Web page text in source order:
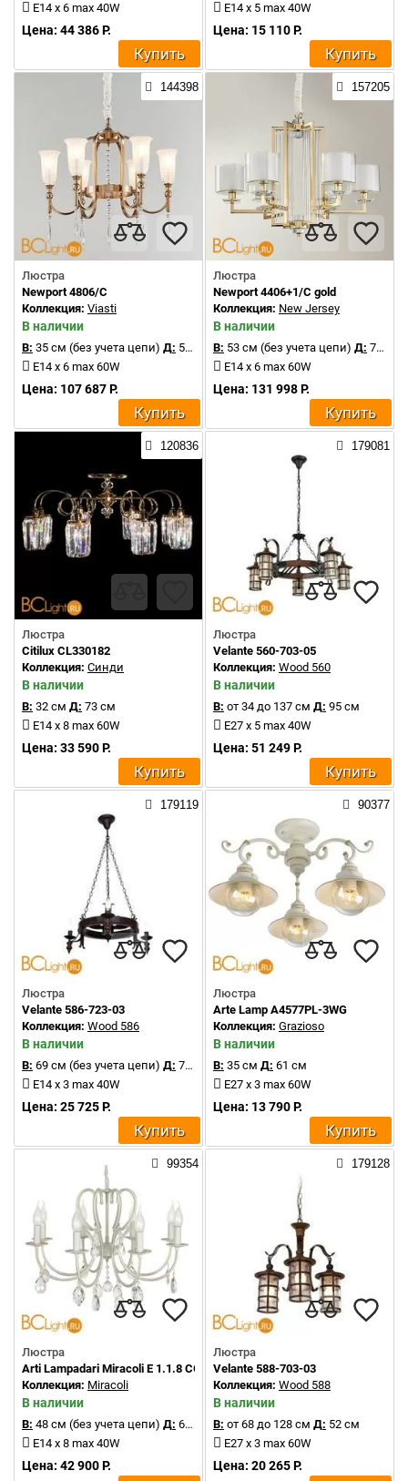
E14 x 6 max 40W
Цена: 44 386 Р.
Купить
E14 x 5 max 40W
Цена: 15 110 Р.
Купить
144398
Люстра
Newport 4806/C
Коллекция: Viasti
В наличии
В: 35 см (без учета цепи) Д: 55 см
E14 x 6 max 60W
Цена: 107 687 Р.
Купить
157205
Люстра
Newport 4406+1/C gold
Коллекция: New Jersey
В наличии
В: 53 см (без учета цепи) Д: 75 см
E14 x 6 max 60W
Цена: 131 998 Р.
Купить
120836
Люстра
Citilux CL330182
Коллекция: Синди
В наличии
В: 32 см Д: 73 см
E14 x 8 max 60W
Цена: 33 590 Р.
Купить
179081
Люстра
Velante 560-703-05
Коллекция: Wood 560
В наличии
В: от 34 до 137 см Д: 95 см
E27 x 5 max 40W
Цена: 51 249 Р.
Купить
179119
Люстра
Velante 586-723-03
Коллекция: Wood 586
В наличии
В: 69 см (без учета цепи) Д: 76 см
E14 x 3 max 40W
Цена: 25 725 Р.
Купить
90377
Люстра
Arte Lamp A4577PL-3WG
Коллекция: Grazioso
В наличии
В: 35 см Д: 61 см
E27 x 3 max 60W
Цена: 13 790 Р.
Купить
99354
Люстра
Arti Lampadari Miracoli E 1.1.8 CG
Коллекция: Miracoli
В наличии
В: 48 см (без учета цепи) Д: 64 см
E14 x 8 max 40W
Цена: 42 900 Р.
179128
Люстра
Velante 588-703-03
Коллекция: Wood 588
В наличии
В: от 68 до 128 см Д: 52 см
E27 x 3 max 60W
Цена: 20 265 Р.